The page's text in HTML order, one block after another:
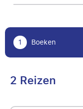
1 Boeken
2 Reizen